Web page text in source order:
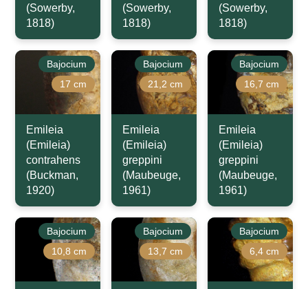
(Sowerby,
1818)
(Sowerby,
1818)
(Sowerby,
1818)
Bajocium
17 cm
Emileia
(Emileia)
contrahens
(Buckman,
1920)
Bajocium
21,2 cm
Emileia
(Emileia)
greppini
(Maubeuge,
1961)
Bajocium
16,7 cm
Emileia
(Emileia)
greppini
(Maubeuge,
1961)
Bajocium
10,8 cm
Bajocium
13,7 cm
Bajocium
6,4 cm